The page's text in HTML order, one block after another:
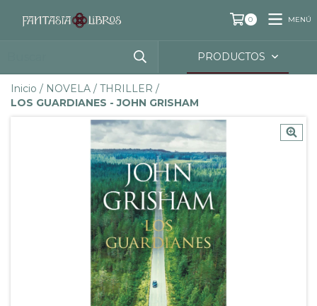
0 MENÚ
PRODUCTOS
Inicio / NOVELA / THRILLER /
LOS GUARDIANES - JOHN GRISHAM